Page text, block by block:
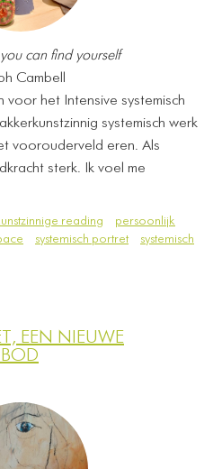
can find yourself
Cambell
voor het Intensive systemisch
systemisch werk
voorouderveld eren. Als
sterk. Ik voel me
reading
persoonlijk
systemisch portret
systemisch
EEN NIEUWE